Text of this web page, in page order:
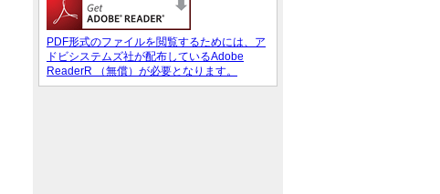
PDF形式のファイルを閲覧するためには、ア
ドビシステムズ社が配布しているAdobe
ReaderR （無償）が必要となります。